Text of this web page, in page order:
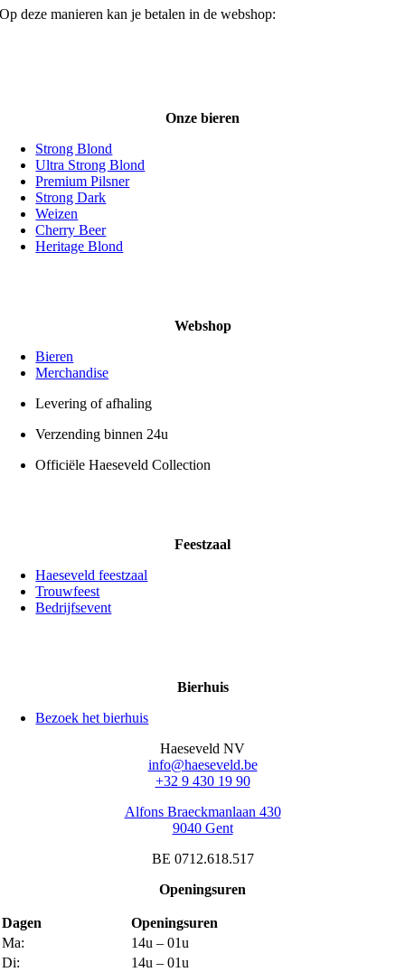
Op deze manieren kan je betalen in de webshop:
Onze bieren
Strong Blond
Ultra Strong Blond
Premium Pilsner
Strong Dark
Weizen
Cherry Beer
Heritage Blond
Webshop
Bieren
Merchandise
Levering of afhaling
Verzending binnen 24u
Officiële Haeseveld Collection
Feestzaal
Haeseveld feestzaal
Trouwfeest
Bedrijfsevent
Bierhuis
Bezoek het bierhuis
Haeseveld NV
info@haeseveld.be
+32 9 430 19 90
Alfons Braeckmanlaan 430
9040 Gent
BE 0712.618.517
Openingsuren
Dagen
Openingsuren
Ma:
14u – 01u
Di:
14u – 01u